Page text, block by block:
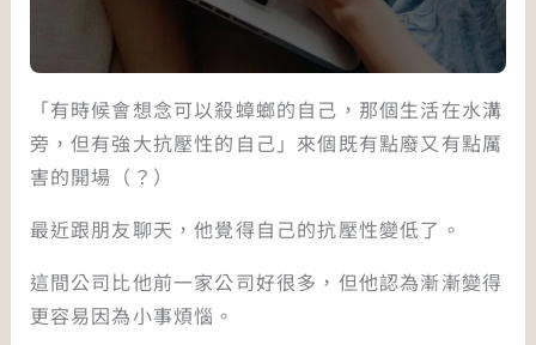
「有時候會想念可以殺蟑螂的自己，那個生活在水溝
旁，但有強大抗壓性的自己」來個既有點廢又有點厲
害的開場（？）
最近跟朋友聊天，他覺得自己的抗壓性變低了。
這間公司比他前一家公司好很多，但他認為漸漸變得
更容易因為小事煩惱。